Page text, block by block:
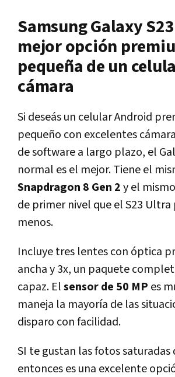
Samsung Galaxy
mejor opción
pequeña de un
cámara
Si deseás un celular Android
pequeño con excelentes
de software a largo plazo, el
normal es el mejor. Tiene el
Snapdragon 8 Gen 2y el
de primer nivel que el S23 Ultra
menos.
Incluye tres lentes con óptica
ancha y 3x, un paquete
capaz. Elsensor de 50 MP es
maneja la mayoría de las
disparo con facilidad.
SI te gustan las fotos saturadas
entonces es una excelente